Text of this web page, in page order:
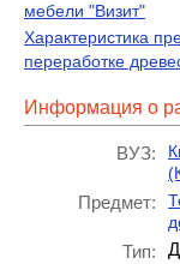
мебели "Визит"
Характеристика
переработке
Информация о
ВУЗ:
Предмет:
Тип: